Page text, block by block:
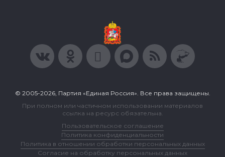
© 2005-2026, Партия «Единая Россия». Все права защищены.
При полном или частичном использовании материалов
ссылка на ресурс обязательна.
Пользовательское соглашение
Политика конфиденциальности
Политика в отношении обработки персональных данных
Согласие на обработку персональных данных